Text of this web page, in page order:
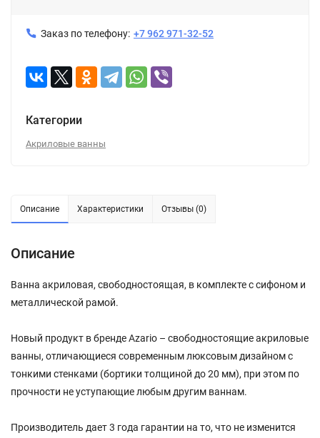
Заказ по телефону: +7 962 971-32-52
Категории
Акриловые ванны
Описание Характеристики Отзывы (0)
Описание
Ванна акриловая, свободностоящая, в комплекте с сифоном и
металлической рамой.
Новый продукт в бренде Azario – свободностоящие акриловые
ванны, отличающиеся современным люксовым дизайном с
тонкими стенками (бортики толщиной до 20 мм), при этом по
прочности не уступающие любым другим ваннам.
Производитель дает 3 года гарантии на то, что не изменится